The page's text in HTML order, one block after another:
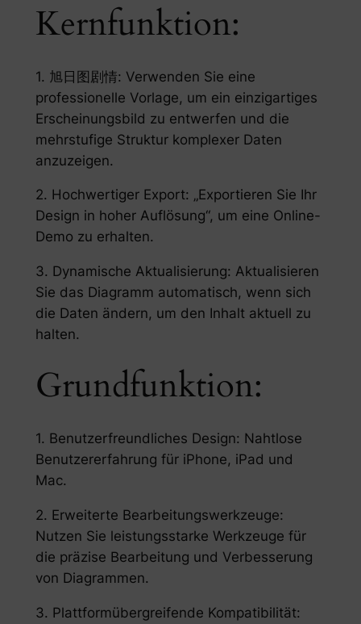
Kernfunktion:
1. 旭日图剧情: Verwenden Sie eine
professionelle Vorlage, um ein einzigartiges
Erscheinungsbild zu entwerfen und die
mehrstufige Struktur komplexer Daten
anzuzeigen.
2. Hochwertiger Export: „Exportieren Sie Ihr
Design in hoher Auflösung“, um eine Online-
Demo zu erhalten.
3. Dynamische Aktualisierung: Aktualisieren
Sie das Diagramm automatisch, wenn sich
die Daten ändern, um den Inhalt aktuell zu
halten.
Grundfunktion:
1. Benutzerfreundliches Design: Nahtlose
Benutzererfahrung für iPhone, iPad und
Mac.
2. Erweiterte Bearbeitungswerkzeuge:
Nutzen Sie leistungsstarke Werkzeuge für
die präzise Bearbeitung und Verbesserung
von Diagrammen.
3. Plattformübergreifende Kompatibilität: